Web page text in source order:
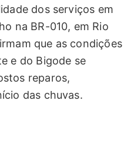
dos serviços em
na BR-010, em Rio
que as condições
e do Bigode se
reparos,
das chuvas.